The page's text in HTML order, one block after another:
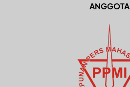
ANGGOTA